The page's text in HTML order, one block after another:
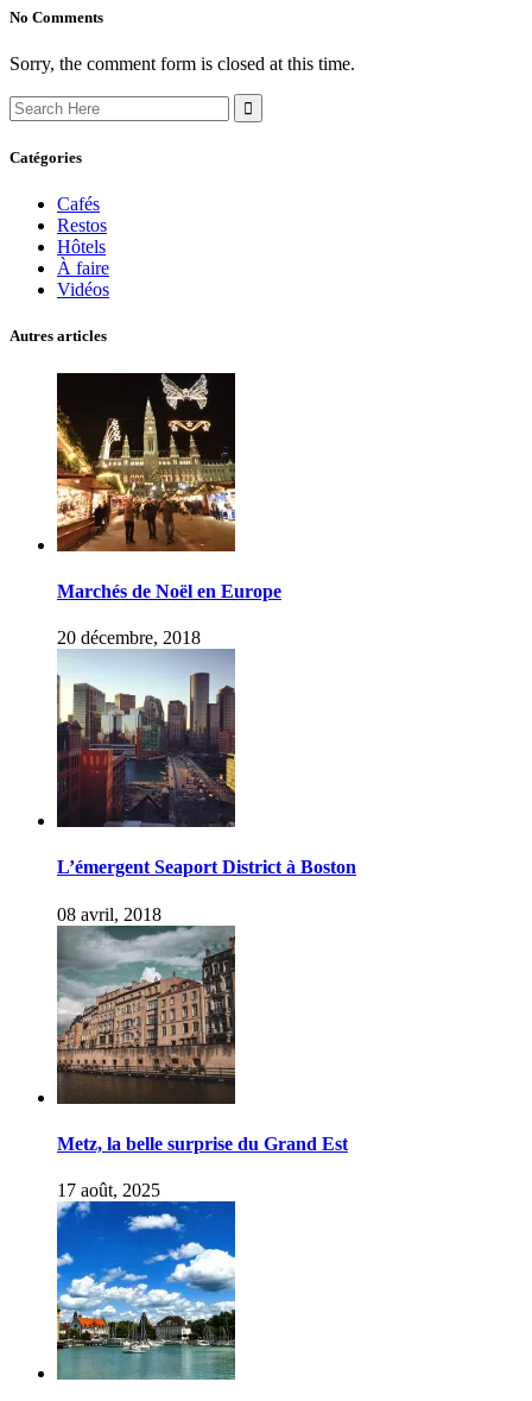
No Comments
Sorry, the comment form is closed at this time.
Search
for:
Catégories
Cafés
Restos
Hôtels
À faire
Vidéos
Autres articles
Marchés de Noël en Europe
20 décembre, 2018
L’émergent Seaport District à Boston
08 avril, 2018
Metz, la belle surprise du Grand Est
17 août, 2025